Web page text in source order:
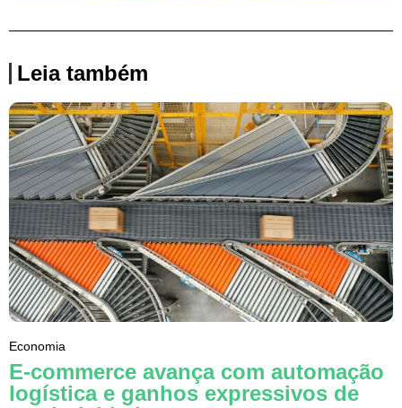
Leia também
Economia
E-commerce avança com automação
logística e ganhos expressivos de